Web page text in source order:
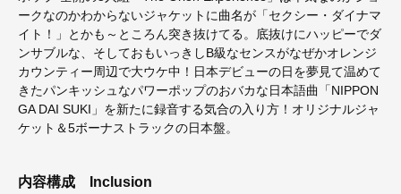
ークなのかわからないジャケットに曲名が「セクシー・ダイナマ
イト！」とかも～ところん突き抜けてる。底抜けにハッピーでダ
ンサブルな、そしておもいっきしB級なセンスがなぜかオレンジ
カウンティー周辺で大ウケ中！日本デビューの日を夢見て温めて
きたパンキッシュなパワーポップのおバカな日本語曲「NIPPON
GA DAI SUKI」を新たに録音する気合の入り方！オリジナルジャ
ケット＆5ボーナストラックの日本盤。
内容構成 Inclusion